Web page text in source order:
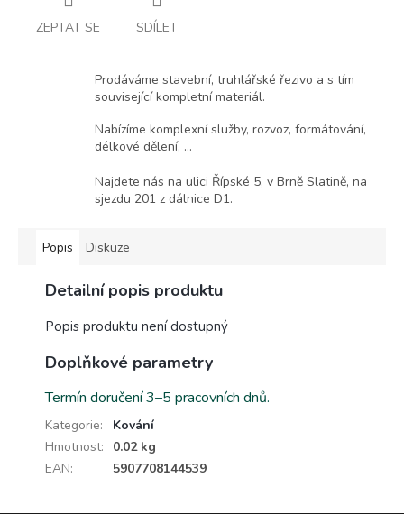
ZEPTAT SE SDÍLET
Prodáváme stavební, truhlářské řezivo a s tím
související kompletní materiál.
Nabízíme komplexní služby, rozvoz, formátování,
délkové dělení, ...
Najdete nás na ulici Řípské 5, v Brně Slatině, na
sjezdu 201 z dálnice D1.
Popis Diskuze
Detailní popis produktu
Popis produktu není dostupný
Doplňkové parametry
Termín doručení 3–5 pracovních dnů.
Kategorie:
Kování
Hmotnost:
0.02 kg
EAN: 5907708144539